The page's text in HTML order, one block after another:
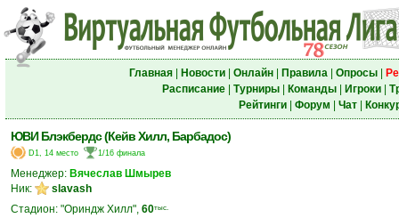
Главная| Новости| Онлайн| Правила| Опросы|
Расписание| Турниры| Команды| Игроки|
Рейтинги| Форум Чат|
ЮВИ Блэкбердс (Кейв Хилл, Барбадос)
D1, 14 место 1/16 финала
Менеджер: Вячеслав Шмырев
Ник:
slavash
Стадион: "Ориндж Хилл", 60тыс.